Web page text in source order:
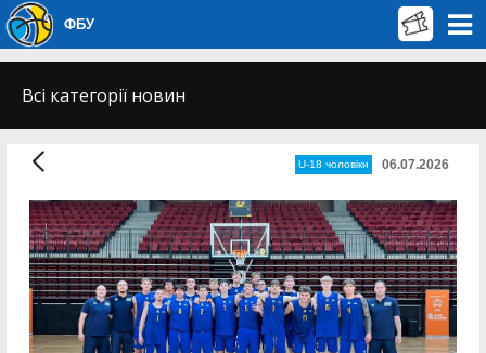
ФБУ
Всі категорії новин
U-18 чоловіки 06.07.2026